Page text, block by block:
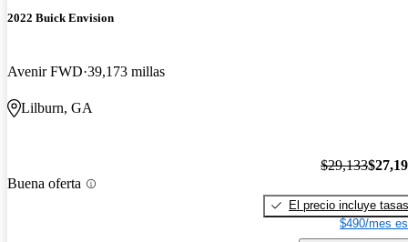
2022 Buick Envision
Avenir FWD 39,173 millas
Lilburn, GA
Buena oferta
$29,133
El precio incluye tasas
$490/mes